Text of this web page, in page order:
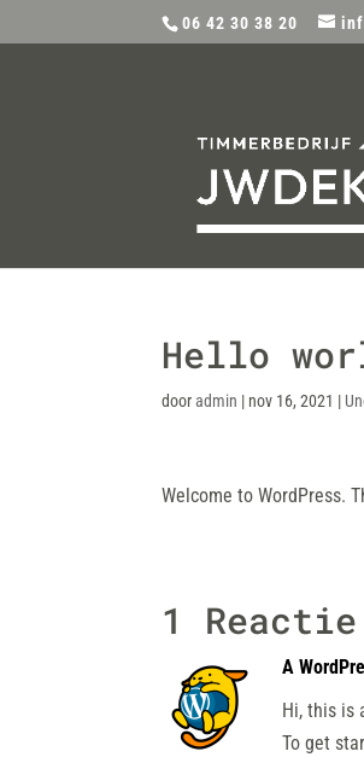
06 42 30 38 20
Hello
dooradmin | nov 16, 2021 |
Welcome to WordPress.
1 Reactie
A
Hi, this is
To get